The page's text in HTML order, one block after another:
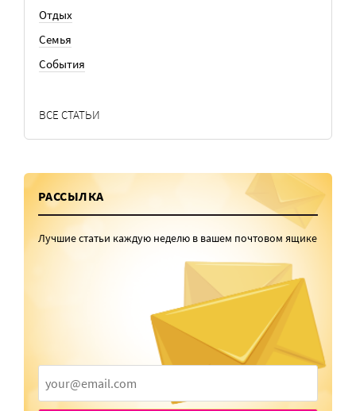
Отдых
Семья
События
ВСЕ СТАТЬИ
РАССЫЛКА
Лучшие статьи каждую неделю в вашем почтовом ящике